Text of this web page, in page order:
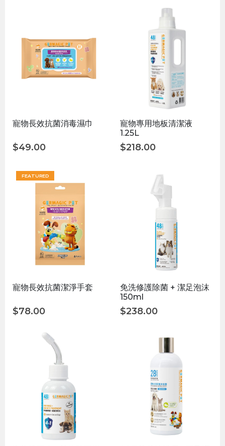
寵物長效抗菌消毒濕巾
$49.00
寵物專用地板清潔液
1.25L
$218.00
FEATURED
寵物長效抗菌潔淨手套
$78.00
免洗修護除菌 + 潔足泡沫
150ml
$238.00